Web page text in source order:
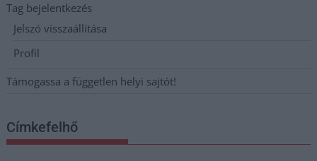
Tag bejelentkezés
Jelszó visszaállítása
Profil
Támogassa a független helyi sajtót!
Címkefelhő